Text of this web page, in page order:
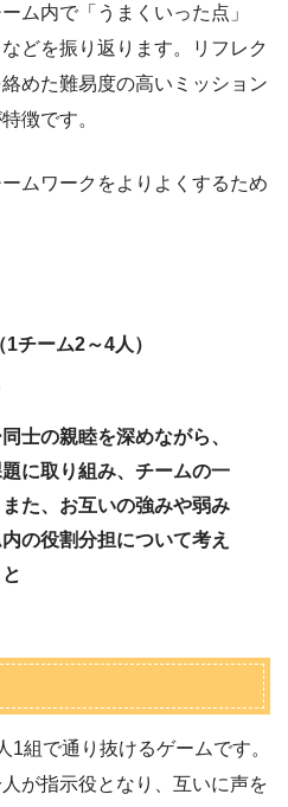
ム内で「うまくいった点」
どを振り返ります。リフレク
めた難易度の高いミッション
徴です。
ムワークをよりよくするため
チーム2～4人）
士の親睦を深めながら、
に取り組み、チームの一
た、お互いの強みや弱み
の役割分担について考え
1組で通り抜けるゲームです。
が指示役となり、互いに声を